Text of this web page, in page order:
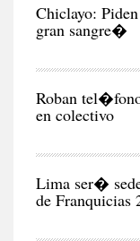
Chiclayo:
gran sangre�
Roban
en colectivo
Lima ser�
de Franquicias